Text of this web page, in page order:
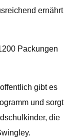
ernährt
Packungen
gibt es
und sorgt
die